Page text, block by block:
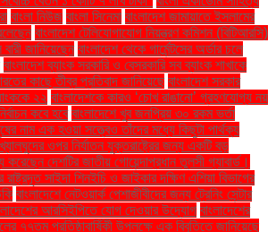
বাংলা নিউজ বাংলা সিনেমা বাংলাদেশ জামায়াতে ইসলামের
বাংলাদেশ টেলিযোগাযোগ নিয়ন্ত্রণ কমিশন (বিটিআরসি)
জানিয়েছেন বাংলাদেশ থেকে গার্মেন্টসের অর্ডার চলে
বাংলাদেশ ব্যাংক সরকারি ও বেসরকারি সব ব্যাংক শাখাকে
কাছে তীব্র প্রতিবাদ জানিয়েছে বাংলাদেশ সরকার
২২ বাংলাদেশকে কারও ‘চোখ রাঙানো’ গ্রহণযোগ্য নয়
কবে হবে বাংলাদেশে খুব জনপ্রিয় ৩০ রকম ভর্তা
নাম এক হওয়া সত্ত্বেও তাঁদের মধ্যে কিছুটা পার্থক্য
ওপর নির্যাতন যুক্তরাষ্ট্রের জন্য একটি বড়
দেশটির জাতীয় গোয়েন্দাপ্রধান তুলসী গ্যাবার্ড।
রাষ্ট্রদূত সাইদা শিনইচি ও জাইকার দক্ষিণ এশিয়া বিভাগের
বাংলাদেশে নেটওয়ার্ক পেশাজীবীদের জন্য ট্রেনিং সেন্টার
আরসিইপিতে যোগ দেওয়ার উদ্যোগ বাংলাদেশের
৭৭তম প্রতিষ্ঠাবার্ষিকী উপলক্ষে এক বিবৃতিতে জানিয়েছে